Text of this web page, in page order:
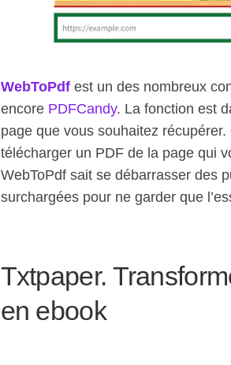
WebToPdfest un des nombreux
encore PDFCandy. La fonction est
page que vous souhaitez
télécharger un PDF de la page qui
WebToPdf sait se débarrasser des
surchargées pour ne garder que
Txtpaper.
en ebook